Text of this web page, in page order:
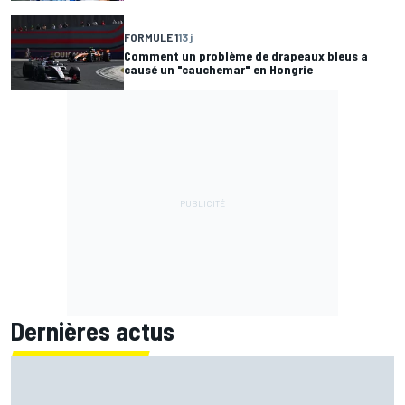
FORMULE 113 j
Comment un problème de drapeaux bleus a
causé un "cauchemar" en Hongrie
Dernières actus